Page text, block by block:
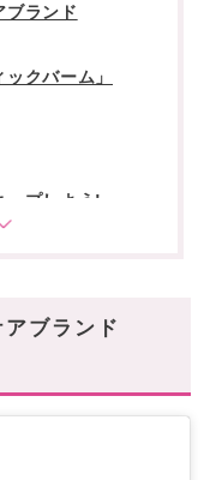
ブランド
クバーム」
ープしよう!
ブランド